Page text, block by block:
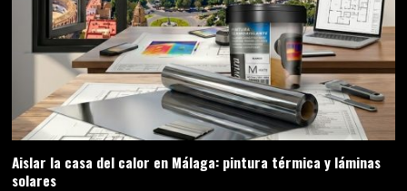
Aislar la casa del calor en Málaga: pintura térmica y láminas
solares